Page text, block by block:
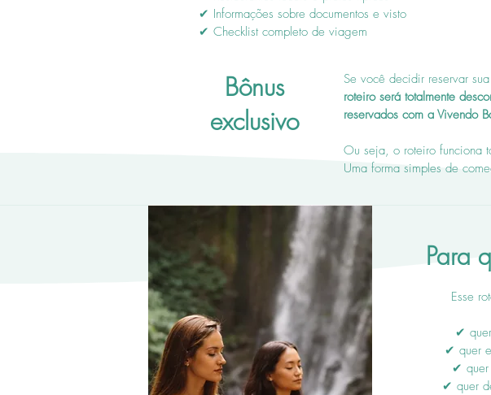
✔ Informações sobre documentos e visto
✔ Checklist completo de viagem
Bônus
exclusivo
Se você decidir reservar
roteiro será totalmente
reservados com a Vivendo
Ou seja, o roteiro funciona
Uma forma simples de
Para
Esse
✔
✔ quer
✔ quer
✔ quer